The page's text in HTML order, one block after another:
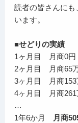
読者の皆さんにも
います。
■せどりの実績
1ヶ月目 月商0円
2ヶ月目 月商65
3ヶ月目 月商153
4ヶ月目 月商261
…
1年6か月
月商